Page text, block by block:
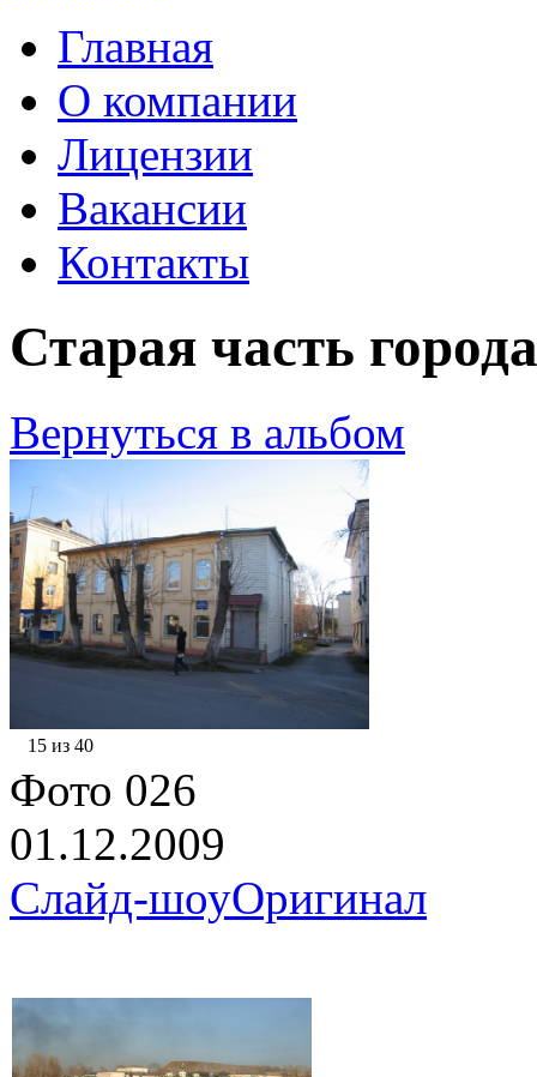
Главная
О компании
Лицензии
Вакансии
Контакты
Старая часть
Вернуться в альбом
15 из 40
Фото 026
01.12.2009
Слайд-шоуОригинал